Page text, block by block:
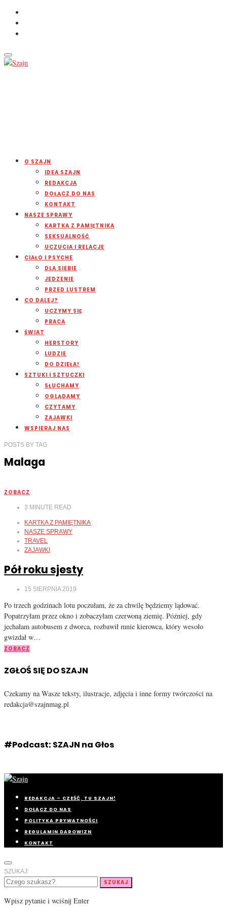
O SZAJN
IDEA SZAJN
REDAKCJA
DOŁĄCZ DO NAS
KONTAKT
NASZE SPRAWY
KARTKA Z PAMIĘTNIKA
SEKSUALNOŚĆ
UCZUCIA I RELACJE
CIAŁO I PSYCHE
DLA SIEBIE
JEDZENIE
PRZED LUSTREM
CO DALEJ?
UCZYMY SIĘ
PRACA
ŚWIAT
HERSTORY
LUDZIE
DO DZIEŁA!
SZTUKI I SZTUCZKI
SŁUCHAMY
OGLĄDAMY
CZYTAMY
ZAJAWKI
WSPIERAJ NAS
POSTS BY TAG
Malaga
ZOBACZ
3 MINUTE READ
KARTKA Z PAMIĘTNIKA
NASZE SPRAWY
TRAVEL
ZAJAWKI
Pół roku sjesty
15 SIERPNIA 2019
Po trzech godzinach lotu poczułam, że za chwilę będziemy lądować.
Popatrzyłam przez okno i zobaczyłam czerwoną ziemię. Później, gdy
jechałam autobusem z dworca, rozbawił mnie kierowca, który wesoło
gwizdał w…
ZOBACZ
ZGŁOŚ SIĘ DO SZAJN
Czekamy na Wasze teksty, ilustracje, zdjęcia i inne formy twórczości na
redakcja@szajnmag.pl
#Podcast: SZAJN na Głos
REDAKCJA – CZEŚĆ, TU SZAJN!
DOŁĄCZ DO NAS
POLITYKA PRYWATNOŚCI
REGULAMIN DAROWIZN
KONTAKT
SZUKAJ:
SZUKAJ
Wpisz pytanie i wciśnij Enter